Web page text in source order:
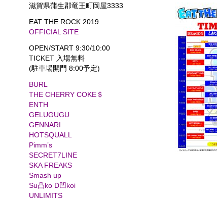
滋賀県蒲生郡竜王町岡屋3333
EAT THE ROCK 2019
OFFICIAL SITE
OPEN/START 9:30/10:00
TICKET 入場無料
(駐車場開門 8:00予定)
BURL
THE CHERRY COKE＄
ENTH
GELUGUGU
GENNARI
HOTSQUALL
Pimm’s
SECRET7LINE
SKA FREAKS
Smash up
Su凸ko D凹koi
UNLIMITS